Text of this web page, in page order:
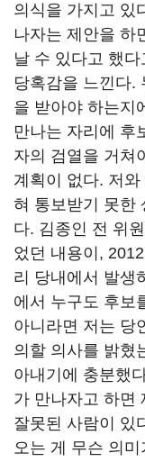
의식을 가지고 있
나자는 제안을 하
날 수 있다고 했
당혹감을 느낀다.
을 받아야 하는지
만나는 자리에 후
자의 검열을 거쳐
계획이 없다. 저
혀 통보받기 못한
다. 김종인 전 위
었던 내용이,
리 당내에서 발생
에서 누구도 후보
아니라면 저는 당
의할 의사를 밝혔
아내기에 충분했
가 만나자고 하면
잘못된 사람이 있
오는 게 무슨 의